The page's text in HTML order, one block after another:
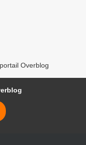
Overblog